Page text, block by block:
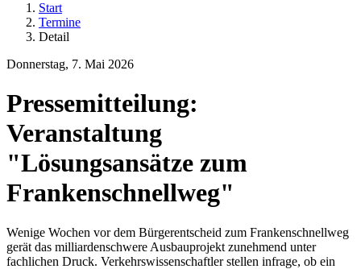
Start
Termine
Detail
Donnerstag, 7. Mai 2026
Pressemitteilung:
Veranstaltung
"Lösungsansätze zum
Frankenschnellweg"
Wenige Wochen vor dem Bürgerentscheid zum Frankenschnellweg
gerät das milliardenschwere Ausbauprojekt zunehmend unter
fachlichen Druck. Verkehrswissenschaftler stellen infrage, ob ein